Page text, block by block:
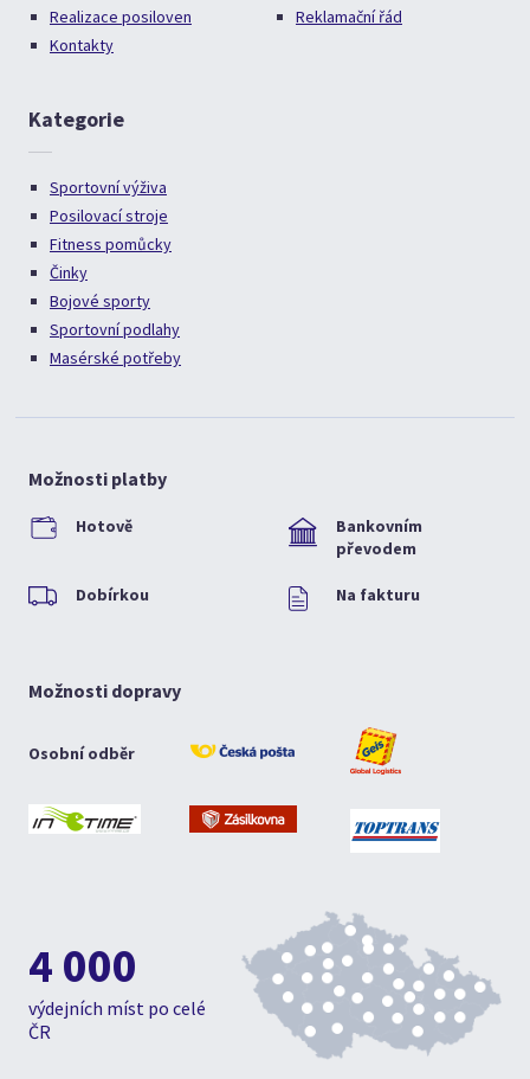
Realizace posiloven
Kontakty
Reklamační řád
Kategorie
Sportovní výživa
Posilovací stroje
Fitness pomůcky
Činky
Bojové sporty
Sportovní podlahy
Masérské potřeby
Možnosti platby
Hotově
Bankovním
převodem
Dobírkou Na fakturu
Možnosti dopravy
Osobní odběr
4 000
výdejních míst po celé
ČR